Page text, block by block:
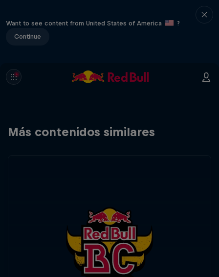
Want to see content from United States of America
?
Continue
Más contenidos similares